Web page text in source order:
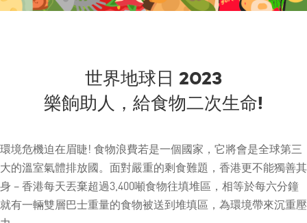
世界地球日 2023
樂餉助人，給食物二次生命!
環境危機迫在眉睫! 食物浪費若是一個國家，它將會是全球第三
大的溫室氣體排放國。面對嚴重的剩食難題，香港更不能獨善其
身 – 香港每天丟棄超過3,400噸食物往填堆區，相等於每六分鐘
就有一輛雙層巴士重量的食物被送到堆填區，為環境帶來沉重壓